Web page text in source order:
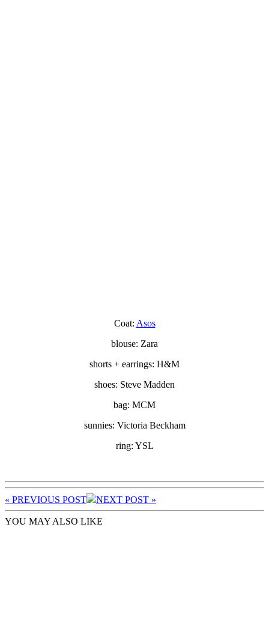
Coat: Asos
blouse: Zara
shorts + earrings: H&M
shoes: Steve Madden
bag: MCM
sunnies: Victoria Beckham
ring: YSL
« PREVIOUS POST NEXT POST »
YOU MAY ALSO LIKE